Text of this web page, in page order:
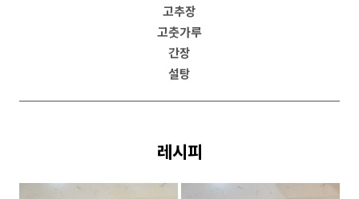
고추장
고춧가루
간장
설탕
레시피